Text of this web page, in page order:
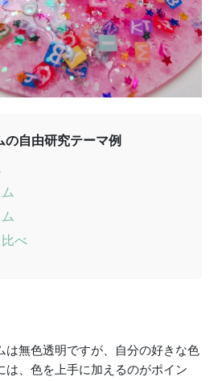
自由研究テーマ例
べ
は無色透明ですが、自分の好きな色
は、色を上手に加えるのがポイン